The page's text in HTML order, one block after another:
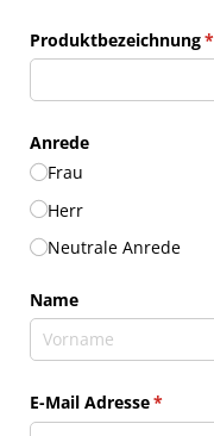
Produktbezeichnung*
Anrede
Frau
Herr
Neutrale Anrede
Name
E-Mail Adresse*